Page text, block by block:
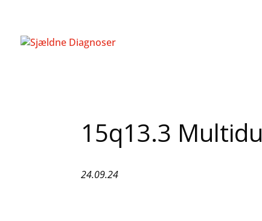
15q13.3
24.09.24